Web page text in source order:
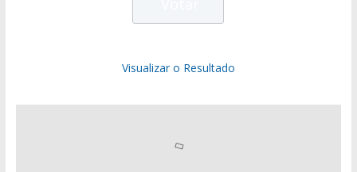
Visualizar o Resultado